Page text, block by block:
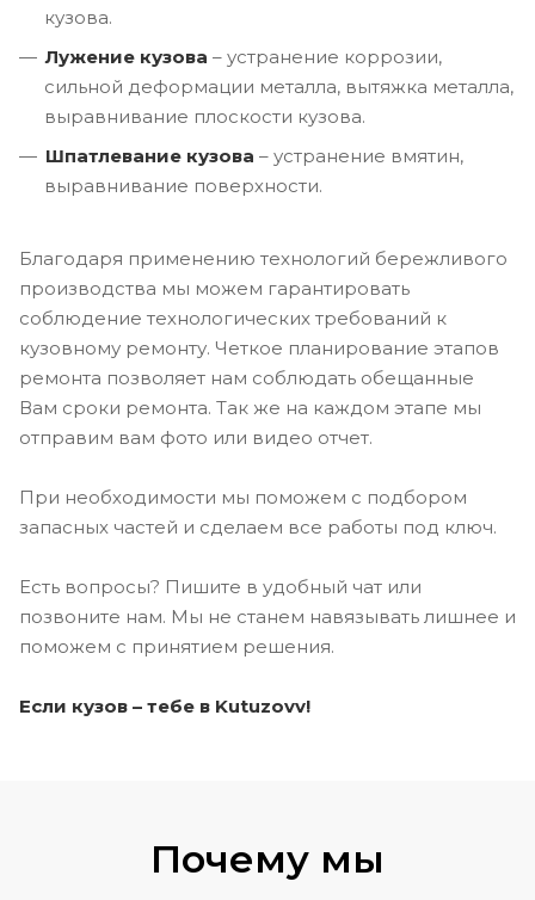
кузова.
Лужение кузова – устранение коррозии,
сильной деформации металла, вытяжка металла,
выравнивание плоскости кузова.
Шпатлевание кузова – устранение вмятин,
выравнивание поверхности.
Благодаря применению технологий бережливого
производства мы можем гарантировать
соблюдение технологических требований к
кузовному ремонту. Четкое планирование этапов
ремонта позволяет нам соблюдать обещанные
Вам сроки ремонта. Так же на каждом этапе мы
отправим вам фото или видео отчет.
При необходимости мы поможем с подбором
запасных частей и сделаем все работы под ключ.
Есть вопросы? Пишите в удобный чат или
позвоните нам. Мы не станем навязывать лишнее и
поможем с принятием решения.
Если кузов – тебе в Kutuzovv!
Почему мы